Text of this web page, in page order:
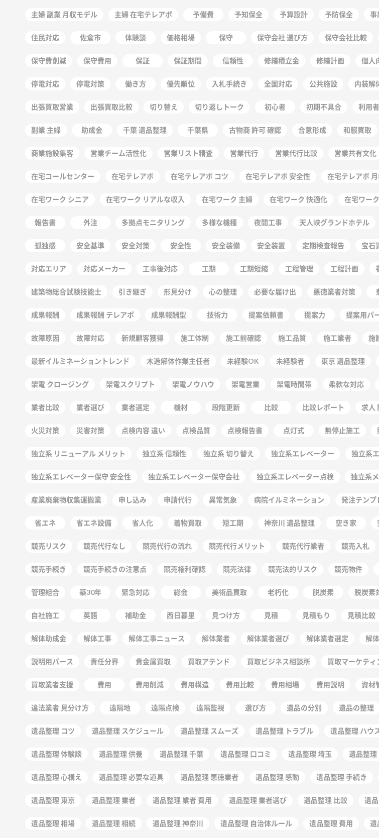
主婦 副業 月収モデル 主婦 在宅テレアポ 予備費 予知保全 予算設計 予防保全 事
住民対応 佐倉市 体験談 価格相場 保守 保守会社 選び方 保守会社比較
保守費削減 保守費用 保証 保証期間 信頼性 修繕積立金 修繕計画 個人
停電対応 停電対策 働き方 優先順位 入札手続き 全国対応 公共施設 内装解
出張買取営業 出張買取比較 切り替え 切り返しトーク 初心者 初期不具合 利用
副業 主婦 助成金 千葉 遺品整理 千葉県 古物商 許可 確認 合意形成 和服買取
商業施設集客 営業チーム活性化 営業リスト精査 営業代行 営業代行比較 営業共有文化
在宅コールセンター 在宅テレアポ 在宅テレアポ コツ 在宅テレアポ 安全性 在宅テレアポ 月
在宅ワーク シニア 在宅ワーク リアルな収入 在宅ワーク 主婦 在宅ワーク 快適化 在宅ワー
報告書 外注 多拠点モニタリング 多様な機種 夜間工事 天人峡グランドホテル
孤独感 安全基準 安全対策 安全性 安全装備 安全装置 定期検査報告 宝石
対応エリア 対応メーカー 工事後対応 工期 工期短縮 工程管理 工程計画
建築物総合試験技能士 引き継ぎ 形見分け 心の整理 必要な届け出 悪徳業者対策
成果報酬 成果報酬 テレアポ 成果報酬型 技術力 提案依頼書 提案力 提案用パ
故障原因 故障対応 新規顧客獲得 施工体制 施工前確認 施工品質 施工業者 施
最新イルミネーショントレンド 木造解体作業主任者 未経験OK 未経験者 東京 遺品整理
架電 クロージング 架電スクリプト 架電ノウハウ 架電営業 架電時間帯 柔軟な対応
業者比較 業者選び 業者選定 機材 段階更新 比較 比較レポート 求人
火災対策 災害対策 点検内容 違い 点検品質 点検報告書 点灯式 無停止施工
独立系 リニューアル メリット 独立系 信頼性 独立系 切り替え 独立系エレベーター 独立系
独立系エレベーター保守 安全性 独立系エレベーター保守会社 独立系エレベーター点検 独立系
産業廃棄物収集運搬業 申し込み 申請代行 異常気象 病院イルミネーション 発注テンプ
省エネ 省エネ設備 省人化 着物買取 短工期 神奈川 遺品整理 空き家
競売リスク 競売代行なし 競売代行の流れ 競売代行メリット 競売代行業者 競売入札
競売手続き 競売手続きの注意点 競売権利確認 競売法律 競売法的リスク 競売物件
管理組合 築30年 緊急対応 総会 美術品買取 老朽化 脱炭素 脱炭素
自社施工 英語 補助金 西日暮里 見つけ方 見積 見積もり 見積比較
解体助成金 解体工事 解体工事ニュース 解体業者 解体業者選び 解体業者選定 解
説明用パース 責任分界 貴金属買取 買取アテンド 買取ビジネス相談所 買取マーケティ
買取業者支援 費用 費用削減 費用構造 費用比較 費用相場 費用説明 資材
違法業者 見分け方 遠隔地 遠隔点検 遠隔監視 選び方 遺品の分別 遺品の整理
遺品整理 コツ 遺品整理 スケジュール 遺品整理 スムーズ 遺品整理 トラブル 遺品整理 ハウ
遺品整理 体験談 遺品整理 供養 遺品整理 千葉 遺品整理 口コミ 遺品整理 埼玉 遺品整理
遺品整理 心構え 遺品整理 必要な道具 遺品整理 悪徳業者 遺品整理 感動 遺品整理 手続き
遺品整理 東京 遺品整理 業者 遺品整理 業者 費用 遺品整理 業者選び 遺品整理 比較 遺
遺品整理 相場 遺品整理 相続 遺品整理 神奈川 遺品整理 自治体ルール 遺品整理 費用 遺